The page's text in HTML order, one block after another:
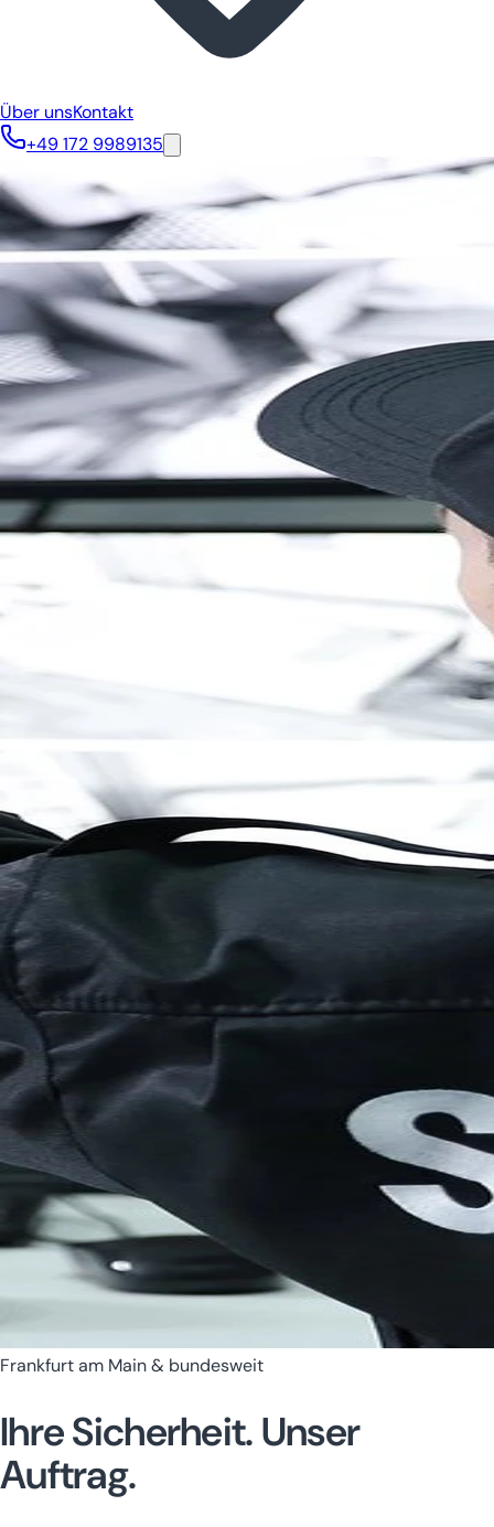
Bremen
Hessen
Über unsKontakt
+49 172 9989135
Frankfurt am Main & bundesweit
Ihre Sicherheit.Unser
Auftrag.